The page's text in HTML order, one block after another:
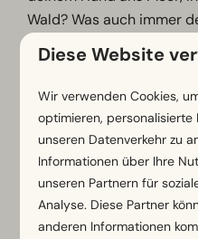
Wald? Was auch immer
Über unsere „Suchen &
genau den Ferienpark
deinem treuen
passen.
Diese Website
Wir verwenden Cookies,
optimieren,
unseren Datenverkehr zu
Informationen über Ihre
unseren Partnern für
Analyse. Diese Partner
anderen Informationen